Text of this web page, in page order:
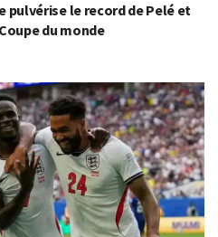
pulvérise le record de Pelé et
du monde